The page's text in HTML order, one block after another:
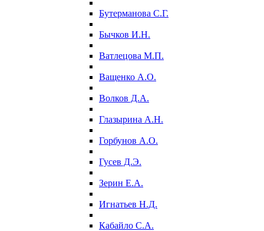
Бутерманова С.Г.
Бычков И.Н.
Ватлецова М.П.
Ващенко А.О.
Волков Д.А.
Глазырина А.Н.
Горбунов А.О.
Гусев Д.Э.
Зерин Е.А.
Игнатьев Н.Д.
Кабайло С.А.